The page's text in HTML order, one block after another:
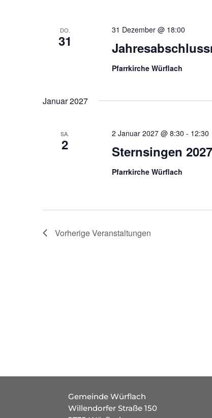
DO.
31
31 Dezember @ 18:00
Pfarrkirche Würflach
Januar 2027
SA.
2 Sternsingen 2027
2 Januar 2027 @ 8:30 - 12:30
Pfarrkirche Würflach
VorherigeVeranstaltungen
Gemeinde Würflach
Willendorfer Straße 150